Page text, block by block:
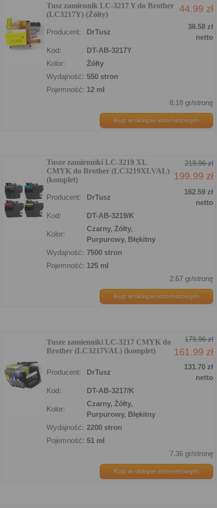
Tusz zamiennik LC-3217 Y do Brother
(LC3217Y) (Żółty)
44.99 zł
Producent: DrTusz
36.58 zł
netto
Kod:
DT-AB-3217Y
Kolor:
Żółty
Wydajność: 550 stron
Pojemność: 12 ml
8.18 gr/stronę
Kup w sklepie internetowym
Tusze zamienniki LC-3219 XL
CMYK do Brother (LC3219XLVAL)
(komplet)
219.96 zł
199.99 zł
Producent: DrTusz
162.59 zł
netto
Kod:
DT-AB-3219/K
Kolor:
Czarny, Żółty,
Purpurowy, Błękitny
Wydajność: 7500 stron
Pojemność: 125 ml
2.67 gr/stronę
Kup w sklepie internetowym
Tusze zamienniki LC-3217 CMYK do
Brother (LC3217VAL) (komplet)
179.96 zł
161.99 zł
Producent: DrTusz
131.70 zł
netto
Kod:
DT-AB-3217/K
Kolor:
Czarny, Żółty,
Purpurowy, Błękitny
Wydajność: 2200 stron
Pojemność: 51 ml
7.36 gr/stronę
Kup w sklepie internetowym